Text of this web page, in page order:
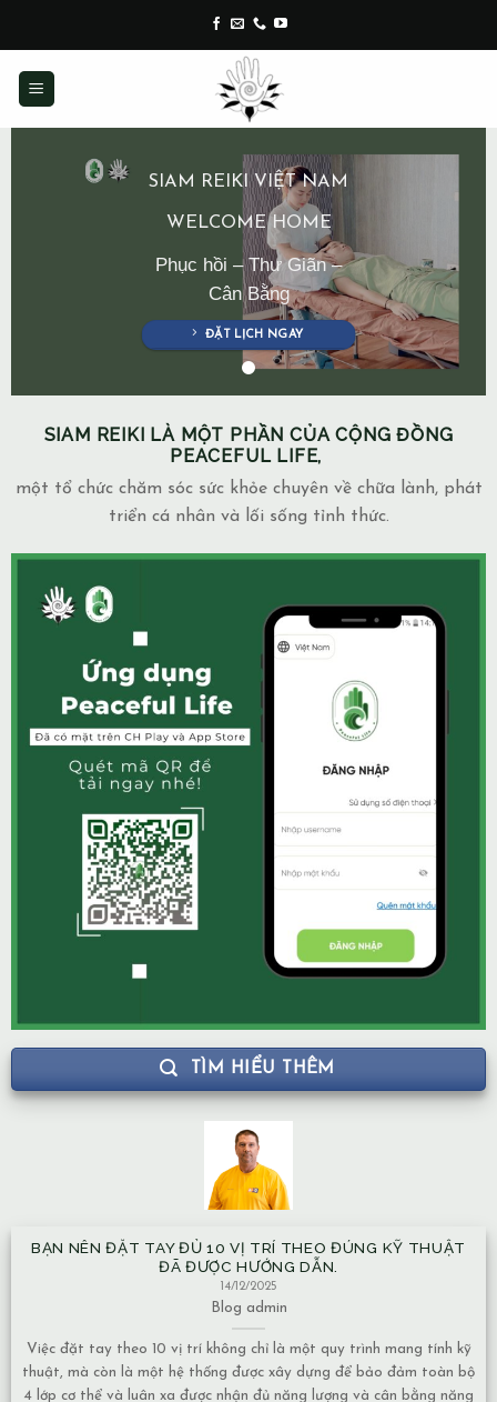
content
SIAM REIKI VIỆT NAM
WELCOME HOME
Phục hồi – Thư Giãn –
Cân Bằng
ĐẶT LỊCH NGAY
SIAM REIKI LÀ MỘT PHẦN CỦA CỘNG ĐỒNG
PEACEFUL LIFE,
một tổ chức chăm sóc sức khỏe chuyên về chữa lành, phát
triển cá nhân và lối sống tỉnh thức.
TÌM HIỂU THÊM
BẠN NÊN ĐẶT TAY ĐỦ 10 VỊ TRÍ THEO ĐÚNG KỸ THUẬT
ĐÃ ĐƯỢC HƯỚNG DẪN.
14/12/2025
Blog admin
Việc đặt tay theo 10 vị trí không chỉ là một quy trình mang tính kỹ
thuật, mà còn là một hệ thống được xây dựng để bảo đảm toàn bộ
4 lớp cơ thể và luân xa được nhận đủ năng lượng và cân bằng năng